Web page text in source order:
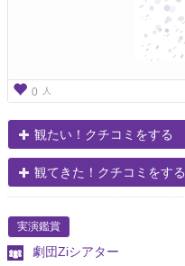
0 人
観たい！クチコミをする
観てきた！クチコミをする
実演鑑賞
劇団Ziシアター